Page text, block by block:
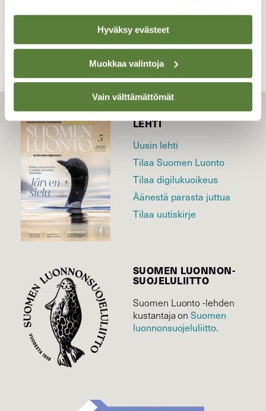
Hyväksy evästeet
Muokkaa valintoja
Vain välttämättömät
TAKAISIN LISTAAN
LEHTI
Uusin lehti
Tilaa Suomen Luonto
Tilaa digilukuoikeus
Äänestä parasta juttua
Tilaa uutiskirje
SUOMEN LUONNON­
SUOJELU­LIITTO
Suomen Luonto -lehden
kustantaja onSuomen
luonnonsuojelu­liitto.